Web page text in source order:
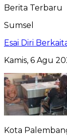
Berita Terbaru
Sumsel
Esai Diri
Kamis, 6 Agu
Kota